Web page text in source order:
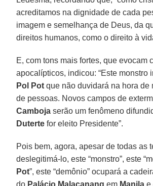
acreditamos na dignidade de cada
imagem e semelhança de Deus, da
direitos humanos, como o direito à
E, com tons mais fortes, que evocam
apocalípticos, indicou: “Este monstro
Pol Pot que não duvidará na hora de
de pessoas. Novos campos de
Camboja serão um fenômeno
Duterte for eleito Presidente”.
Pois bem, agora, apesar de todas as
deslegitimá-lo, este “monstro”, este
Pot”, este “demônio” ocupará a
do Palácio Malacanang em Manila e